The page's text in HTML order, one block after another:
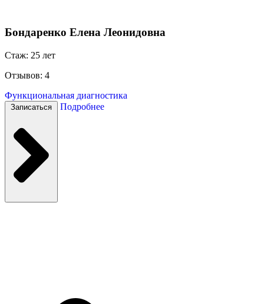
Бондаренко Елена Леонидовна
Стаж: 25 лет
Отзывов: 4
Функциональная диагностика
Записаться Подробнее